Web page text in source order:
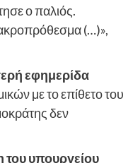
ο παλιός.
(…)»,
εφημερίδα
με το επίθετο του
δεν
του υπουργείου